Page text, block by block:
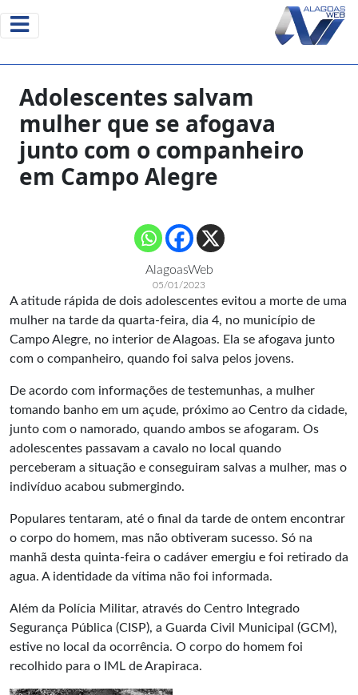
Adolescentes salvam
mulher que se afogava
junto com o companheiro
em Campo Alegre
AlagoasWeb
05/01/2023
A atitude rápida de dois adolescentes evitou a morte de uma
mulher na tarde da quarta-feira, dia 4, no município de
Campo Alegre, no interior de Alagoas. Ela se afogava junto
com o companheiro, quando foi salva pelos jovens.
De acordo com informações de testemunhas, a mulher
tomando banho em um açude, próximo ao Centro da cidade,
junto com o namorado, quando ambos se afogaram. Os
adolescentes passavam a cavalo no local quando
perceberam a situação e conseguiram salvas a mulher, mas o
indivíduo acabou submergindo.
Populares tentaram, até o final da tarde de ontem encontrar
o corpo do homem, mas não obtiveram sucesso. Só na
manhã desta quinta-feira o cadáver emergiu e foi retirado da
agua. A identidade da vítima não foi informada.
Além da Polícia Militar, através do Centro Integrado
Segurança Pública (CISP), a Guarda Civil Municipal (GCM),
estive no local da ocorrência. O corpo do homem foi
recolhido para o IML de Arapiraca.